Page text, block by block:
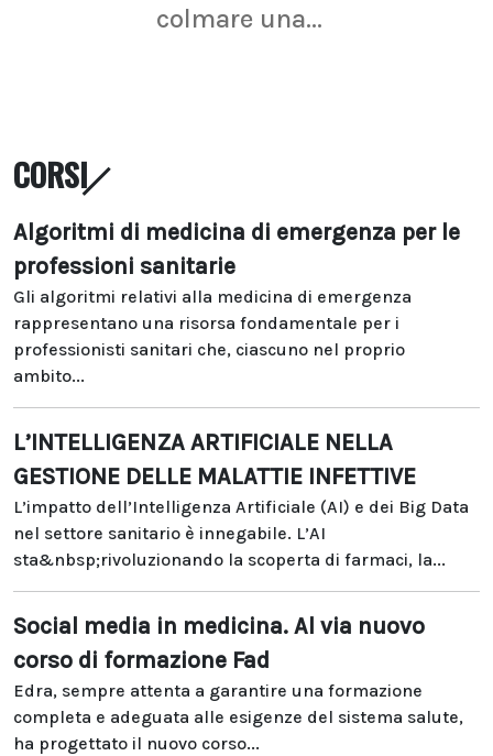
colmare una...
CORSI
Algoritmi di medicina di emergenza per le
professioni sanitarie
Gli algoritmi relativi alla medicina di emergenza
rappresentano una risorsa fondamentale per i
professionisti sanitari che, ciascuno nel proprio
ambito...
L’INTELLIGENZA ARTIFICIALE NELLA
GESTIONE DELLE MALATTIE INFETTIVE
L’impatto dell’Intelligenza Artificiale (AI) e dei Big Data
nel settore sanitario è innegabile. L’AI
sta&nbsp;rivoluzionando la scoperta di farmaci, la...
Social media in medicina. Al via nuovo
corso di formazione Fad
Edra, sempre attenta a garantire una formazione
completa e adeguata alle esigenze del sistema salute,
ha progettato il nuovo corso...